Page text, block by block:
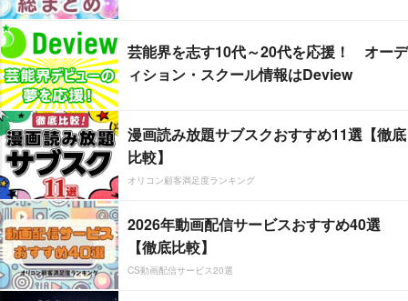
芸能界を志す10代～20代を応援！ オーデ
ィション・スクール情報はDeview
漫画読み放題サブスクおすすめ11選【徹底
比較】
オリコン顧客満足度ランキング
2026年動画配信サービスおすすめ40選
【徹底比較】
CS動画配信サービス20選